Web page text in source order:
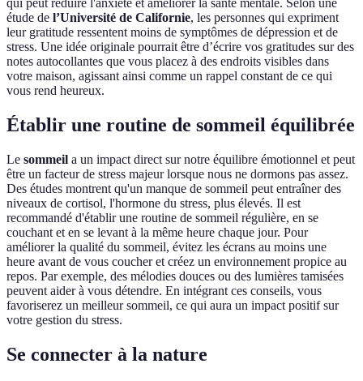
qui peut réduire l'anxiété et améliorer la santé mentale. Selon une
étude de l’Université de Californie, les personnes qui expriment
leur gratitude ressentent moins de symptômes de dépression et de
stress. Une idée originale pourrait être d’écrire vos gratitudes sur des
notes autocollantes que vous placez à des endroits visibles dans
votre maison, agissant ainsi comme un rappel constant de ce qui
vous rend heureux.
Établir une routine de sommeil équilibrée
Le sommeil a un impact direct sur notre équilibre émotionnel et peut
être un facteur de stress majeur lorsque nous ne dormons pas assez.
Des études montrent qu'un manque de sommeil peut entraîner des
niveaux de cortisol, l'hormone du stress, plus élevés. Il est
recommandé d'établir une routine de sommeil régulière, en se
couchant et en se levant à la même heure chaque jour. Pour
améliorer la qualité du sommeil, évitez les écrans au moins une
heure avant de vous coucher et créez un environnement propice au
repos. Par exemple, des mélodies douces ou des lumières tamisées
peuvent aider à vous détendre. En intégrant ces conseils, vous
favoriserez un meilleur sommeil, ce qui aura un impact positif sur
votre gestion du stress.
Se connecter à la nature